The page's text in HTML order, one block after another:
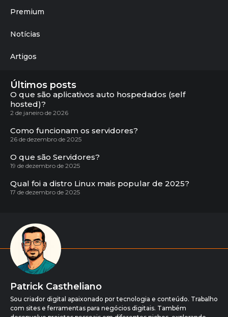
Premium
Notícias
Artigos
Últimos posts
O que são aplicativos auto hospedados (self
hosted)?
2 de janeiro de 2026
Como funcionam os servidores?
26 de dezembro de 2025
O que são Servidores?
19 de dezembro de 2025
Qual foi a distro Linux mais popular de 2025?
17 de dezembro de 2025
Patrick Castheliano
Sou criador digital apaixonado por tecnologia e conteúdo. Trabalho
com sites e ferramentas para negócios digitais. Também